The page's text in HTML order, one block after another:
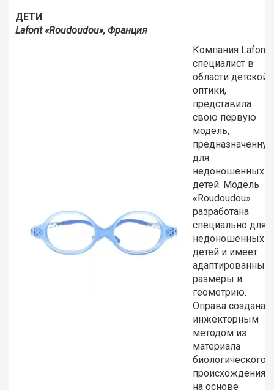
ДЕТИ
Lafont «Roudoudou», Франция
Компания Lafont,
специалист в
области детской
оптики,
представила
свою первую
модель,
для
недоношенных
детей. Модель
«Roudoudou»
разработана
специально для
недоношенных
детей и имеет
адаптированные
размеры и
геометрию.
Оправа создана
инжекторным
методом из
материала
биологического
происхождения
на основе